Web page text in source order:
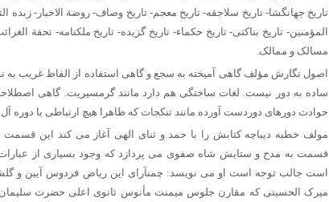
تاریخ جهانگشا- تاریخ سلاجقه‏- تاریخ معجم‏- تاریخ وصاف‏- روضة الاخبار- زبده
المؤمنین‏- تاریخ بناکتى‏- تاریخ حکماء- تاریخ گزیده‏- تاریخ ملک‏نامه‏- تحفة
مسالک و ممالک‏.
اصول نگارش مؤلف گاهى آمیخته به سجع و گاهى استفاده از الفاظ غریب به
ساده به دور نیست. لغات ساختگى هم دارد مانند گرمسیریت. گاهى
حوادث دوره‏اى دوردست آورده مانند تنکجات که ظاهرا هیچ ارتباطى با دوره
مولف خطبه دیباچه کتابش را با حمد و ثنای الهی آغاز می کند این
قسمت به مدح و ستایش شاه صفوی می پردازد که وجود بسیاری از
است جالب توجه است او می نویسد: چمن‏آراى این ریاض فردوس آیین و
میرک الحسینى که مقارن جلوس میمنت مأنوس ثانوى اعلى حضرت سلیمان